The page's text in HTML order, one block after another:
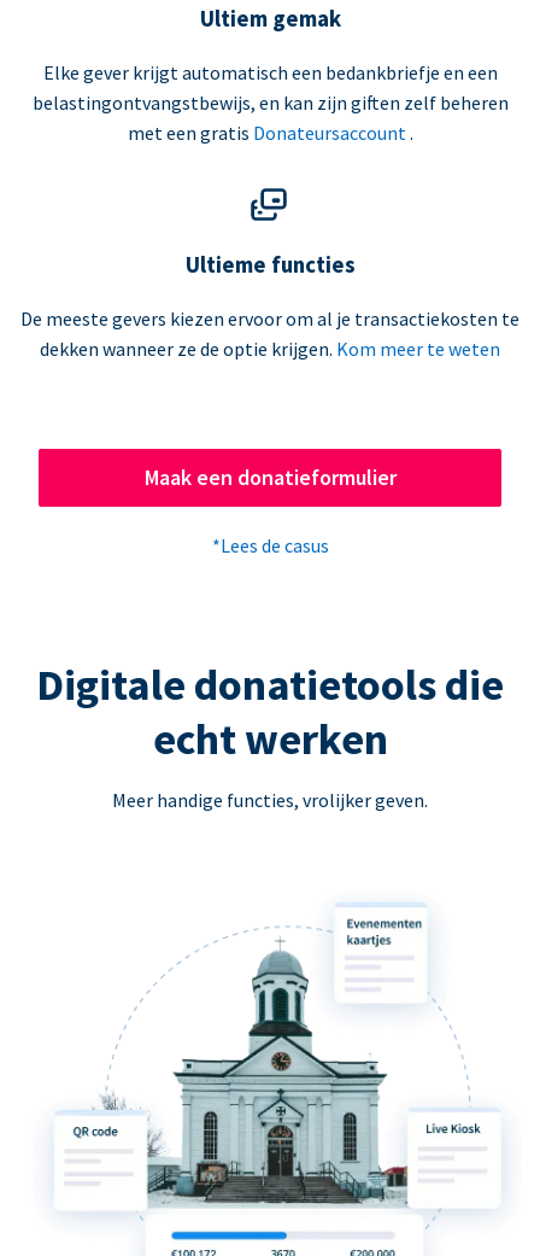
Ultiem gemak
Elke gever krijgt automatisch een bedankbriefje en een
belastingontvangstbewijs, en kan zijn giften zelf beheren
met een gratis Donateursaccount.
Ultieme functies
De meeste gevers kiezen ervoor om al je transactiekosten te
dekken wanneer ze de optie krijgen. Kom meer te weten
Maak een donatieformulier
*Lees de casus
Digitale donatietools die
echt werken
Meer handige functies, vrolijker geven.